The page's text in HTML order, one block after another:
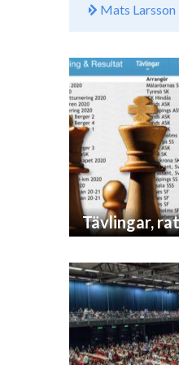
Mats Larsson
Tävlingar,